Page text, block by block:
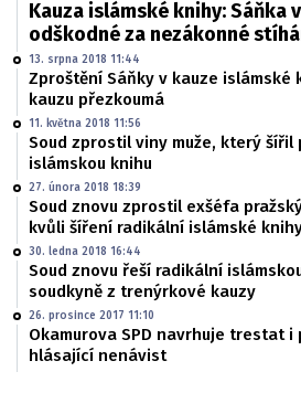
Kauza islámské knihy: Sáňka
odškodné za nezákonné
13. srpna 2018 11:44
Zproštění Sáňky v kauze islámské
kauzu přezkoumá
11. května 2018 11:56
Soud zprostil viny muže, který šířil
islámskou knihu
27. února 2018 18:39
Soud znovu zprostil exšéfa
kvůli šíření radikální islámské
30. ledna 2018 16:44
Soud znovu řeší radikální
soudkyně z trenýrkové kauzy
26. prosince 2017 11:10
Okamurova SPD navrhuje trestat
hlásající nenávist